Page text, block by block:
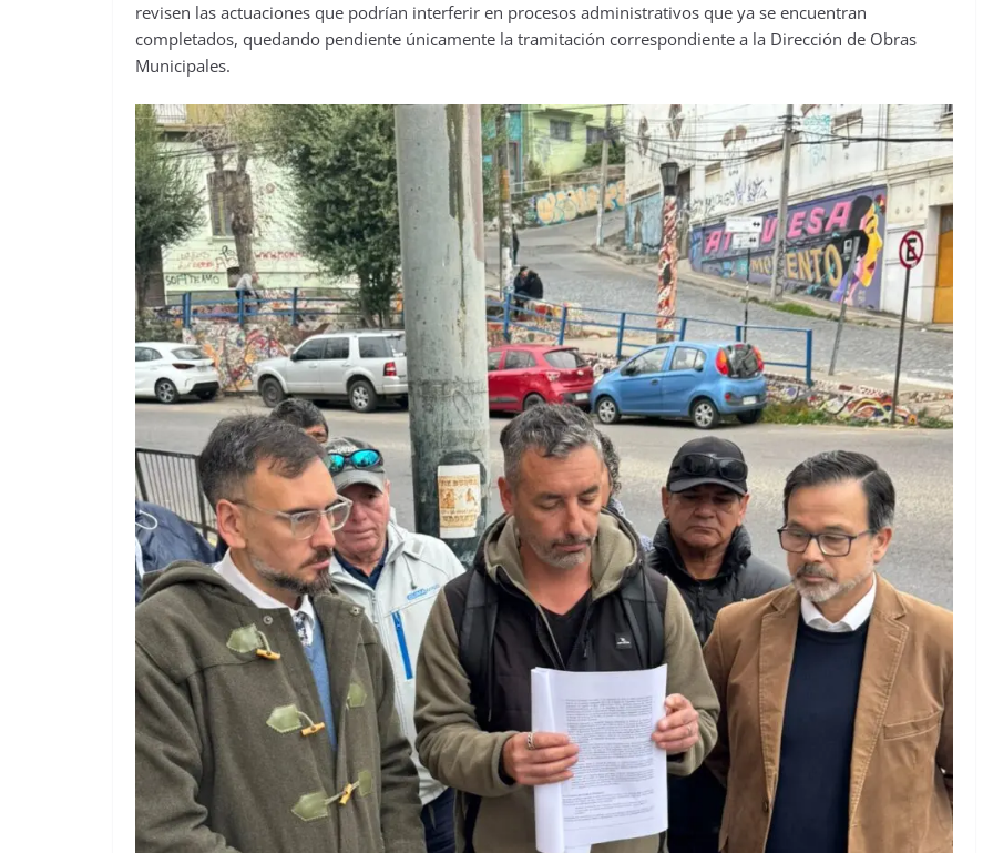
revisen las actuaciones que podrían interferir en procesos administrativos que ya se encuentran
completados, quedando pendiente únicamente la tramitación correspondiente a la Dirección de Obras
Municipales.